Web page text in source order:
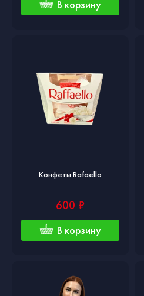
В корзину
Конфеты Rafaello
600 ₽
В корзину